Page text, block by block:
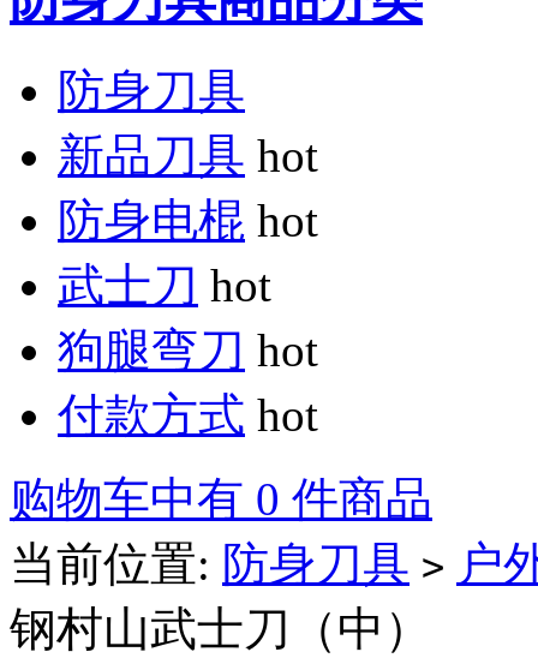
防身刀具
新品刀具 hot
防身电棍 hot
武士刀 hot
狗腿弯刀 hot
付款方式 hot
购物车中有 0 件商品
当前位置: 防身刀具 > 户
钢村山武士刀（中）